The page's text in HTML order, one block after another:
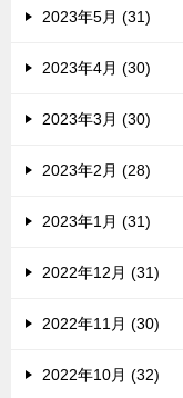
2023年5月 (31)
2023年4月 (30)
2023年3月 (30)
2023年2月 (28)
2023年1月 (31)
2022年12月 (31)
2022年11月 (30)
2022年10月 (32)